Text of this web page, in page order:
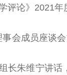
评论》2021
会成员座谈
长朱维宁讲话